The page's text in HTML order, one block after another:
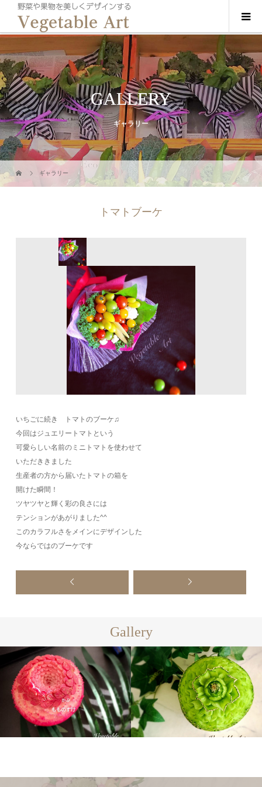
GALLERY
ギャラリー
ギャラリー
トマトブーケ
いちごに続き トマトのブーケ♫
今回はジュエリートマトという
可愛らしい名前のミニトマトを使わせて
いただききました
生産者の方から届いたトマトの箱を
開けた瞬間！
ツヤツヤと輝く彩の良さには
テンションがあがりました^^
このカラフルさをメインにデザインした
今ならではのブーケです
Gallery